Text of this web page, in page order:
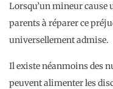
Lorsqu’un mineur cause
parents à réparer ce
universellement admise.
Il existe néanmoins des
peuvent alimenter les